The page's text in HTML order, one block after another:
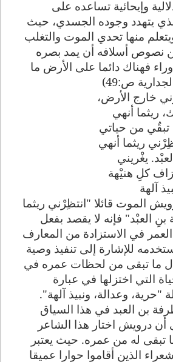
وإيحائية تساعده على
يتهدد وجوده الجسدي، حيث
منها تحدي الموت والتغلب
نصوص أسلافه أن يمد بصره
فهناك دائما على الأرض ما
ص:49)
خارج الأرض،
ريثما أنهي
تبقٌي من حياتي
ريثما أنهي
يغْريني
كلِ هنيْهة
آلهة
الموت قائلا "انتظِرْني ريثما
العبْد" فإنه لا يقصد بفعل
في الاستزادة من المعارف
للإشارة إلى تنفيذ وصية
ما تبقى من لحظات عمره في
التي اختزلها في عبارة
"حرية، وعدالة، ونبيذ آلهة".
بن العبد في هذا السياق
درويش اختار هذا الشاعر
تبقى له من عمره. حيث يعتبر
الذين أقاموا حوارا عميقا